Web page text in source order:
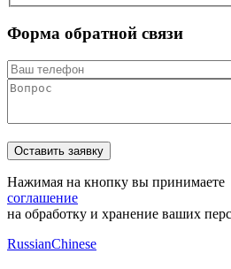
Форма обратной связи
Нажимая на кнопку вы принимаете
соглашение
на обработку и хранение ваших
RussianChinese